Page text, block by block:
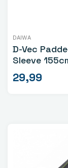
DAIWA
D-Vec
Sleeve
29,99